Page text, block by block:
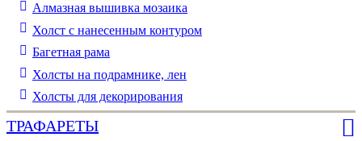
Алмазная вышивка мозаика
Холст с нанесенным контуром
Багетная рама
Холсты на подрамнике, лен
Холсты для декорирования
ТРАФАРЕТЫ